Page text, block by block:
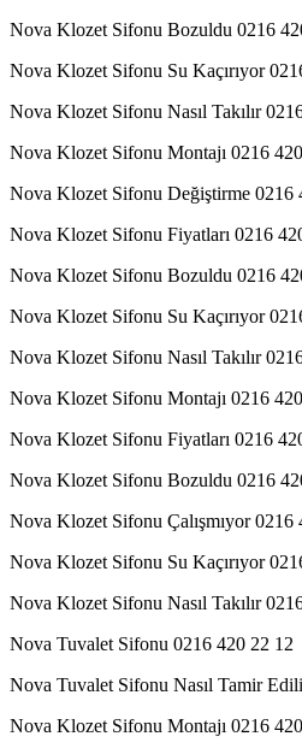
Nova Klozet Sifonu Bozuldu 0216
Nova Klozet Sifonu Su Kaçırıyor
Nova Klozet Sifonu Nasıl Takılır
Nova Klozet Sifonu Montajı 0216
Nova Klozet Sifonu Değiştirme 0216
Nova Klozet Sifonu Fiyatları 0216
Nova Klozet Sifonu Bozuldu 0216
Nova Klozet Sifonu Su Kaçırıyor
Nova Klozet Sifonu Nasıl Takılır
Nova Klozet Sifonu Montajı 0216
Nova Klozet Sifonu Fiyatları 0216
Nova Klozet Sifonu Bozuldu 0216
Nova Klozet Sifonu Çalışmıyor 0216
Nova Klozet Sifonu Su Kaçırıyor
Nova Klozet Sifonu Nasıl Takılır
Nova Tuvalet Sifonu 0216 420 22 12
Nova Tuvalet Sifonu Nasıl Tamir
Nova Klozet Sifonu Montajı 0216